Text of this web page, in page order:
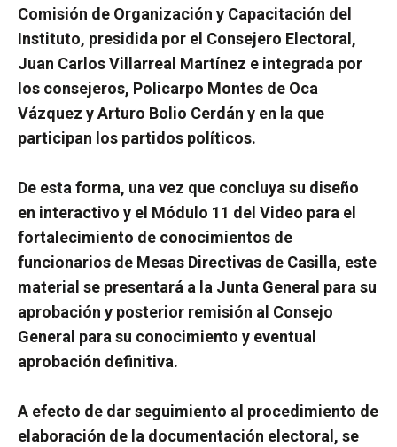
Comisión de Organización y Capacitación del
Instituto, presidida por el Consejero Electoral,
Juan Carlos Villarreal Martínez e integrada por
los consejeros, Policarpo Montes de Oca
Vázquez y Arturo Bolio Cerdán y en la que
participan los partidos políticos.
De esta forma, una vez que concluya su diseño
en interactivo y el Módulo 11 del Video para el
fortalecimiento de conocimientos de
funcionarios de Mesas Directivas de Casilla, este
material se presentará a la Junta General para su
aprobación y posterior remisión al Consejo
General para su conocimiento y eventual
aprobación definitiva.
A efecto de dar seguimiento al procedimiento de
elaboración de la documentación electoral, se